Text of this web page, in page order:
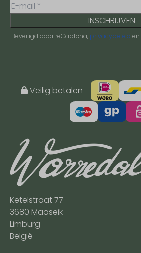
INSCHRIJVEN
Beveiligd door reCaptcha, privacybeleid en
Veilig betalen
Ketelstraat 77
3680 Maaseik
Limburg
België